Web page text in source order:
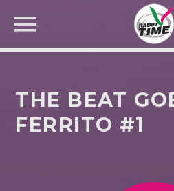
THE BEAT
FERRITO #1